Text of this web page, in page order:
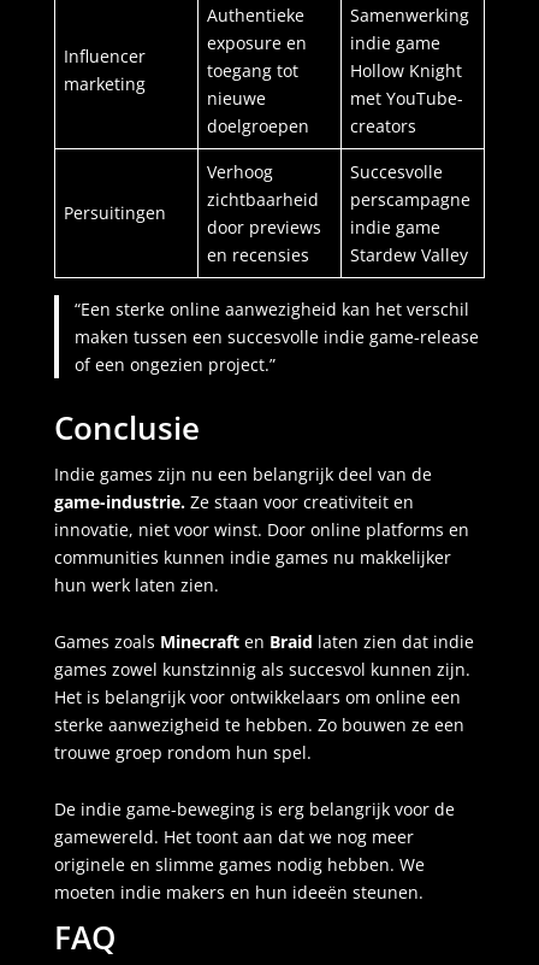
Influencer
marketing
Authentieke
exposure en
toegang tot
nieuwe
doelgroepen
Samenwerking
indie game
Hollow Knight
met YouTube-
creators
Persuitingen
Verhoog
zichtbaarheid
door previews
en recensies
Succesvolle
perscampagne
indie game
Stardew Valley
“Een sterke online aanwezigheid kan het verschil
maken tussen een succesvolle indie game-release
of een ongezien project.”
Conclusie
Indie games zijn nu een belangrijk deel van de
game-industrie.Ze staan voor creativiteit en
innovatie, niet voor winst. Door online platforms en
communities kunnen indie games nu makkelijker
hun werk laten zien.
Games zoals Minecraften Braid laten zien dat indie
games zowel kunstzinnig als succesvol kunnen zijn.
Het is belangrijk voor ontwikkelaars om online een
sterke aanwezigheid te hebben. Zo bouwen ze een
trouwe groep rondom hun spel.
De indie game-beweging is erg belangrijk voor de
gamewereld. Het toont aan dat we nog meer
originele en slimme games nodig hebben. We
moeten indie makers en hun ideeën steunen.
FAQ